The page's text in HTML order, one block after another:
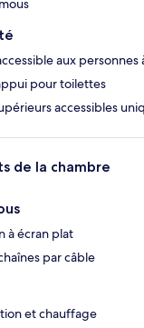
aux
pour toilettes
accessibles
de la chambre
à écran plat
par câble
et chauffage